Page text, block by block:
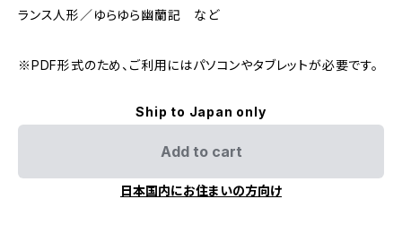
ランス人形／ゆらゆら幽蘭記 など
※PDF形式のため、ご利用にはパソコンやタブレットが必要です。
Ship to Japan only
Add to cart
日本国内にお住まいの方向け